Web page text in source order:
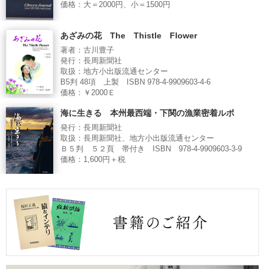
価格：大＝2000円、小＝1500円
あざみの花 The Thistle Flower
著者：古川豊子
発行：長周新聞社
取扱：地方小出版流通センター
B5判 48項 上製 ISBN 978-4-9909603-4-6
価格：￥2000Ｅ
海に生きる 本州最西端・下関の漁業密着ルポ
発行：長周新聞社
取扱：長周新聞社、地方小出版流通センター
Ｂ５判 ５２頁 帯付き ISBN 978-4-9909603-3-9
価格：1,600円＋税